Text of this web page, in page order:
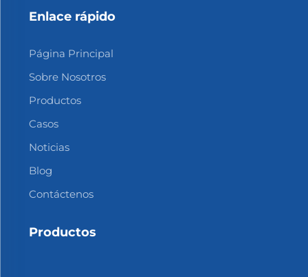
Enlace rápido
Página Principal
Sobre Nosotros
Productos
Casos
Noticias
Blog
Contáctenos
Productos